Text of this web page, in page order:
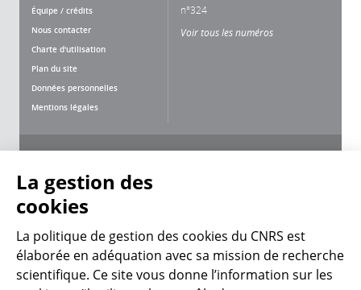
Équipe / crédits
Nous contacter
Charte d'utilisation
Plan du site
Données personnelles
Mentions légales
n°324
Voir tous les numéros
CNRS Le Mag
La gestion des
cookies
La politique de gestion des cookies du CNRS est
élaborée en adéquation avec sa mission de recherche
scientifique. Ce site vous donne l’information sur les